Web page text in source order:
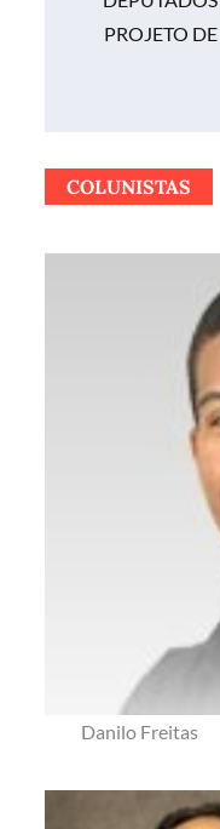
Post
PROJETO
COLUNISTAS
Danilo Freitas